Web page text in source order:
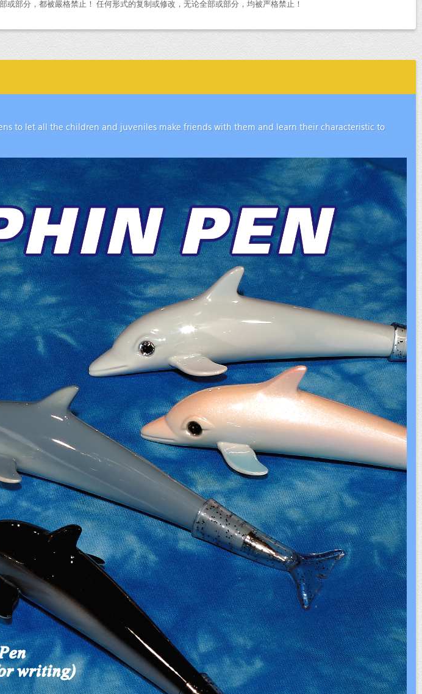
分，都被嚴格禁止！ 任何形式的复制或修改，无论全部或部分，均被严格禁止！
to let all the children and juveniles make friends with them and learn their characteristic to